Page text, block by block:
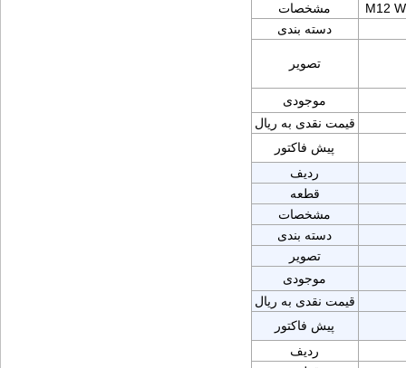
مشخصات
M12
دسته بندی
تصویر
موجودی
قیمت نقدی به ریال
پیش فاکتور
ردیف
قطعه
مشخصات
دسته بندی
تصویر
موجودی
قیمت نقدی به ریال
پیش فاکتور
ردیف